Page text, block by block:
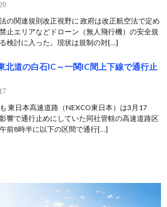
の関連規則改正視野に 政府は改正航空法で定め
止エリアなどドローン（無人飛行機）の安全規
検討に入った。現状は規制の対[…]
北道の白石IC～一関IC間上下線で通行止
東日本高速道路（NEXCO東日本）は3月17
響で通行止めにしていた同社管轄の高速道路区
前8時半に以下の区間で通行[…]